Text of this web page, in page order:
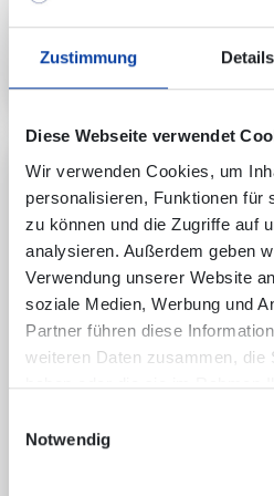
Zustimmung Details
Diese Webseite verwendet
Wir verwenden Cookies, um
personalisieren, Funktionen für
zu können und die Zugriffe auf
analysieren. Außerdem geben
Verwendung unserer Website
soziale Medien, Werbung und
Partner führen diese
weiteren Daten zusammen, die
haben oder die sie im Rahmen
Notwendig
so nah!“
Im Juli und August Straßburg,
entdecken - ganz ohne